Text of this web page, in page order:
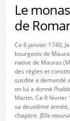
Le
de
Ce 6 janvier 1740,
bourgeois de
native de Mauras
des règles et
susdite a demandé
on lui a donné
Martin. Ce 9 février
sa deuxième
chapitre.[Elle